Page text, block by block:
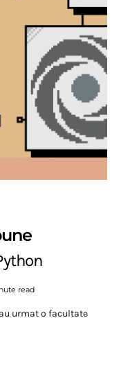
read
urmat o facultate